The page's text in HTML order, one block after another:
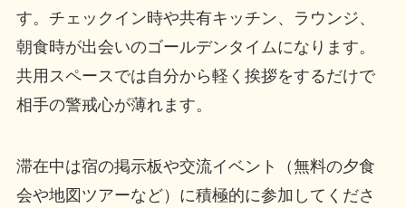
す。チェックイン時や共有キッチン、ラウンジ、
朝食時が出会いのゴールデンタイムになります。
共用スペースでは自分から軽く挨拶をするだけで
相手の警戒心が薄れます。
滞在中は宿の掲示板や交流イベント（無料の夕食
会や地図ツアーなど）に積極的に参加してくださ